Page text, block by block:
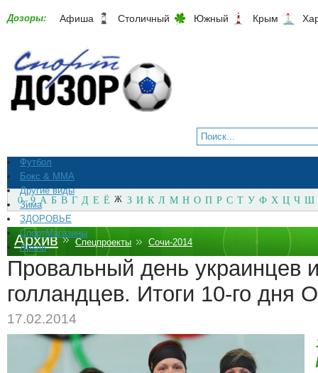
Дозоры: Афиша Столичный Южный Крым
Футбол
Бокс & ММА
Другие виды
Зима
ЗДОРОВЬЕ
СпортМагазины
Архив
0 - 9 А Б В Г Д Е Ё Ж З И К Л М Н О П Р С Т У Ф Х Ц Ч Ш
Архив Спецпроекты Сочи-2014
Провальный день украинцев
голландцев. Итоги 10-го
17.02.2014